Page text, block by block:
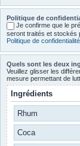
Politique de
Je confirme que le
seront traités et stockés
Politique de confidentialité
Quels sont les deux
Veuillez glisser les
mesure permettant de
Ingrédients
Rhum
Coca